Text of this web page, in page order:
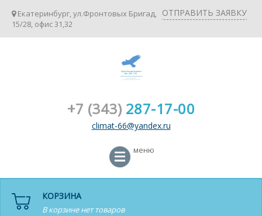
ОТПРАВИТЬ ЗАЯВКУ
Екатеринбург, ул.Фронтовых Бригад,
15/28, офис 31,32
+7 (343) 287-17-00
climat-66@yandex.ru
КОРЗИНА
В корзине нет товаров
меню